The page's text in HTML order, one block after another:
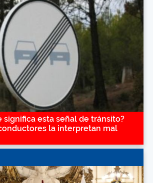
significa esta señal de tránsito?
la interpretan mal